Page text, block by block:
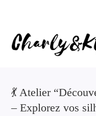
💃 Atelier
– Explorez vos